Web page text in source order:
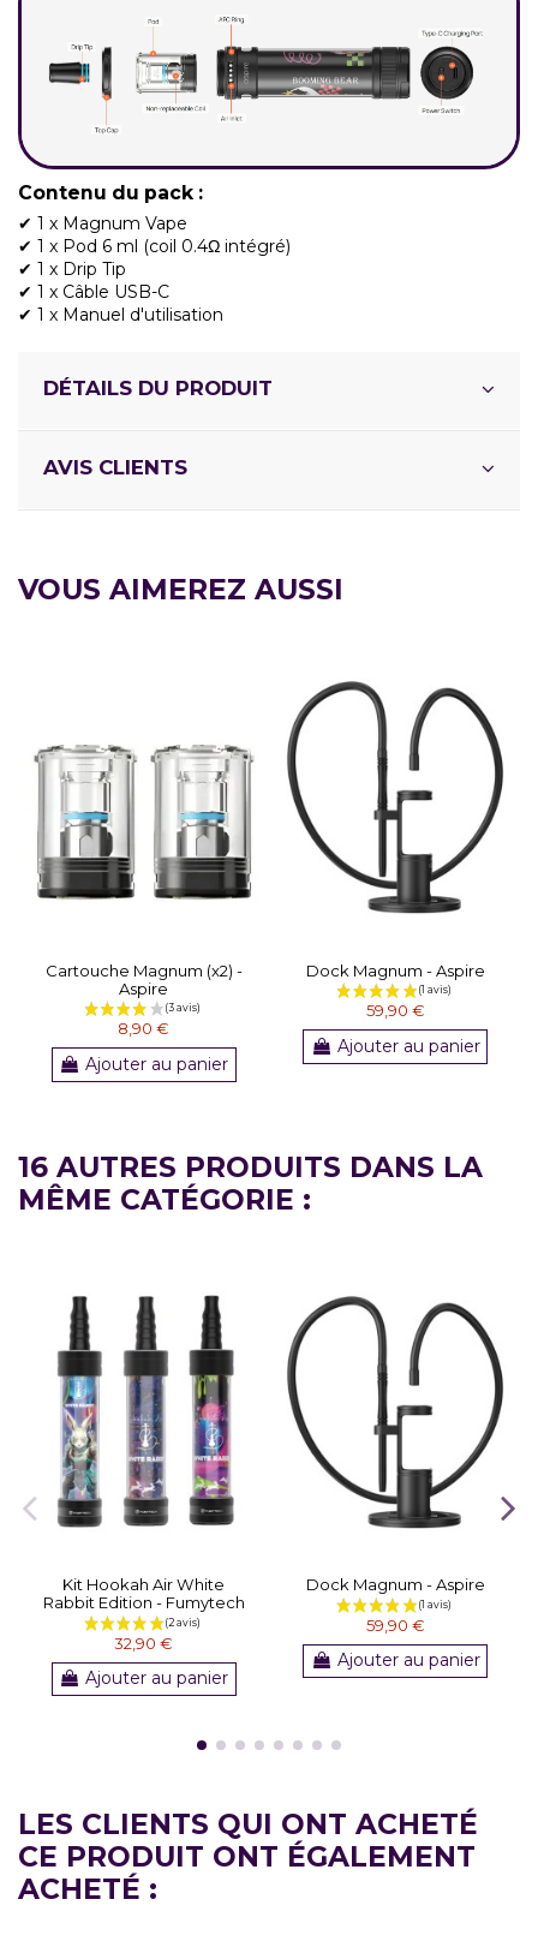
Contenu du pack :
✔ 1 x Magnum Vape
✔ 1 x Pod 6 ml (coil 0.4Ω intégré)
✔ 1 x Drip Tip
✔ 1 x Câble USB-C
✔ 1 x Manuel d'utilisation
DÉTAILS DU PRODUIT
AVIS CLIENTS
VOUS AIMEREZ AUSSI
Cartouche Magnum (x2) -
Aspire
8,90 €
Ajouter au panier
Dock Magnum - Aspire
59,90 €
Ajouter au panier
16 AUTRES PRODUITS DANS LA
MÊME CATÉGORIE :
Kit Hookah Air White
Rabbit Edition - Fumytech
32,90 €
Ajouter au panier
Dock Magnum - Aspire
59,90 €
Ajouter au panier
LES CLIENTS QUI ONT ACHETÉ
CE PRODUIT ONT ÉGALEMENT
ACHETÉ :